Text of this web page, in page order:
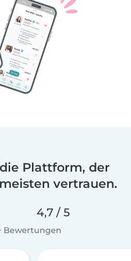
Plattform, der
vertrauen.
4,7 / 5
Bewertungen